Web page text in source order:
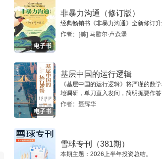
电子书
非暴力沟通（修订版）
经典畅销书《非暴力沟通》全新修订升
作者：[美] 马歇尔·卢森堡
电子书
基层中国的运行逻辑
《基层中国的运行逻辑》将严谨的数
地调研，单刀直入发问，简明扼要作
个真实切近的基层中国。
作者：聂辉华
雪球专刊（381期）
本期主题：2026上半年投资总结。